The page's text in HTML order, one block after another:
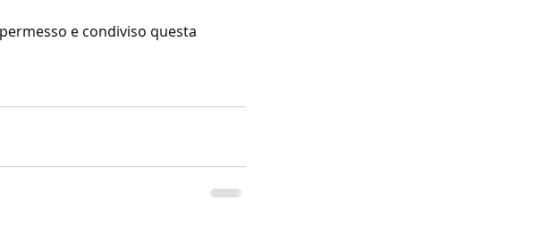
e condiviso questa